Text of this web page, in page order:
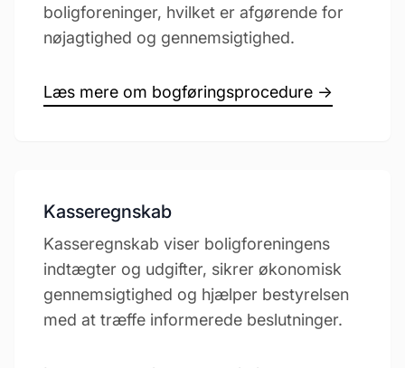
boligforeninger, hvilket er afgørende for
nøjagtighed og gennemsigtighed.
Læs mere om bogføringsprocedure →
Kasseregnskab
Kasseregnskab viser boligforeningens
indtægter og udgifter, sikrer økonomisk
gennemsigtighed og hjælper bestyrelsen
med at træffe informerede beslutninger.